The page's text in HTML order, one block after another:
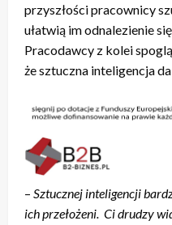
przyszłości pracownicy
ułatwią im odnalezienie
Pracodawcy z kolei
że sztuczna inteligencja
– Sztucznej inteligencji
ich przełożeni. Ci drudzy